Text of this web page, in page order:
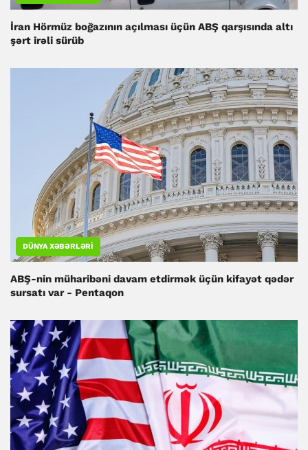
İran Hörmüz boğazının açılması üçün ABŞ qarşısında altı
şərt irəli sürüb
DÜNYA XƏBƏRLƏRI
ABŞ-nin müharibəni davam etdirmək üçün kifayət qədər
sursatı var - Pentaqon